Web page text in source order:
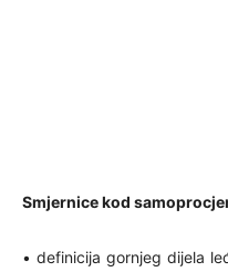
Smjernice kod
• definicija gornjeg dijela